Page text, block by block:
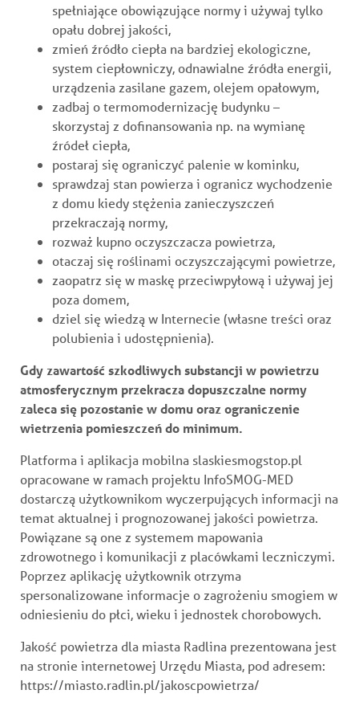
spełniające obowiązujące normy i używaj tylko
opału dobrej jakości,
zmień źródło ciepła na bardziej ekologiczne,
system ciepłowniczy, odnawialne źródła energii,
urządzenia zasilane gazem, olejem opałowym,
zadbaj o termomodernizację budynku –
skorzystaj z dofinansowania np. na wymianę
źródeł ciepła,
postaraj się ograniczyć palenie w kominku,
sprawdzaj stan powierza i ogranicz wychodzenie
z domu kiedy stężenia zanieczyszczeń
przekraczają normy,
rozważ kupno oczyszczacza powietrza,
otaczaj się roślinami oczyszczającymi powietrze,
zaopatrz się w maskę przeciwpyłową i używaj jej
poza domem,
dziel się wiedzą w Internecie (własne treści oraz
polubienia i udostępnienia).
Gdy zawartość szkodliwych substancji w powietrzu
atmosferycznym przekracza dopuszczalne normy
zaleca się pozostanie w domu oraz ograniczenie
wietrzenia pomieszczeń do minimum.
Platforma i aplikacja mobilna slaskiesmogstop.pl
opracowane w ramach projektu InfoSMOG-MED
dostarczą użytkownikom wyczerpujących informacji na
temat aktualnej i prognozowanej jakości powietrza.
Powiązane są one z systemem mapowania
zdrowotnego i komunikacji z placówkami leczniczymi.
Poprzez aplikację użytkownik otrzyma
spersonalizowane informacje o zagrożeniu smogiem w
odniesieniu do płci, wieku i jednostek chorobowych.
Jakość powietrza dla miasta Radlina prezentowana jest
na stronie internetowej Urzędu Miasta, pod adresem:
https://miasto.radlin.pl/jakoscpowietrza/
Wyrażam zgodę na przetwarzanie podanych wyżej
moich danych osobowych przez Urząd Miasta Radlin
w celach kontaktowych i wynikających z treści
formularza. Dane przetwarzane będą na podstawie
art. 6 ust. 1 lit. a Rozporządzenia Parlamentu
Europejskiego i Rady (UE) 2016/679 z dnia 27
Wyrażam zgodę na przetwarzanie mojego adresu e-
mail przez Urząd Miasta Radlin (z siedzibą przy ul.
do bazy subskrybentów newslettera i otrzymywania
cyklicznych wiadomości e-mail dot. Miasta Radlin i
działalności jego jednostek organizacyjnych. Dane
przetwarzane będą na podstawie art. 6 ust. 1 lit. a